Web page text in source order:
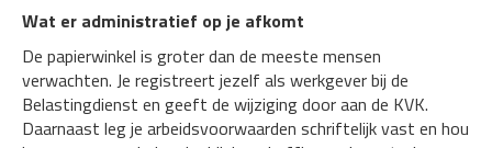
Wat er administratief op je afkomt
De papierwinkel is groter dan de meeste mensen
verwachten. Je registreert jezelf als werkgever bij de
Belastingdienst en geeft de wijziging door aan de KVK.
Daarnaast leg je arbeidsvoorwaarden schriftelijk vast en hou